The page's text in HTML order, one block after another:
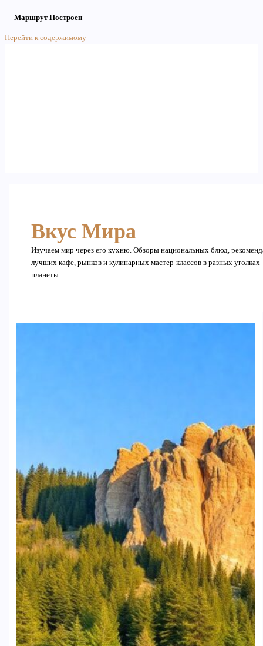
Маршрут Построен
Перейти к содержимому
Вкус Мира
Изучаем мир через его кухню. Обзоры национальных блюд,
лучших кафе, рынков и кулинарных мастер-классов в разных уголках
планеты.